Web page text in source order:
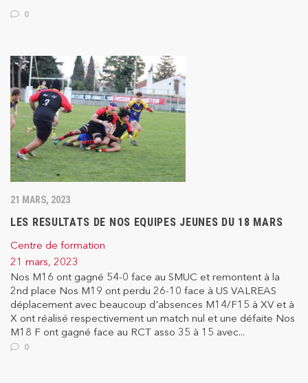
0
21 MARS, 2023
LES RESULTATS DE NOS EQUIPES JEUNES DU 18 MARS
Centre de formation
21 mars, 2023
Nos M16 ont gagné 54-0 face au SMUC et remontent à la
2nd place Nos M19 ont perdu 26-10 face à US VALREAS
déplacement avec beaucoup d'absences M14/F15 à XV et à
X ont réalisé respectivement un match nul et une défaite Nos
M18 F ont gagné face au RCT asso 35 à 15 avec...
0